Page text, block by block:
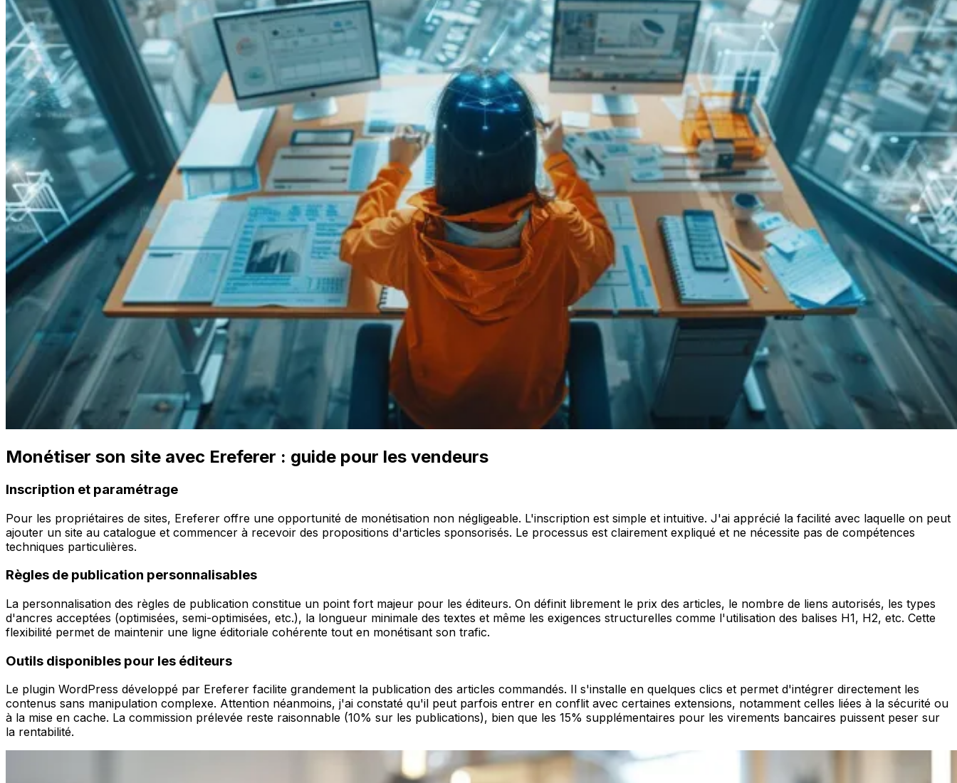
Monétiser son site avec Ereferer : guide pour les vendeurs
Inscription et paramétrage
Pour les propriétaires de sites, Ereferer offre une opportunité de monétisation non négligeable. L'inscription est simple et intuitive. J'ai apprécié la facilité avec laquelle on peut
ajouter un site au catalogue et commencer à recevoir des propositions d'articles sponsorisés. Le processus est clairement expliqué et ne nécessite pas de compétences
techniques particulières.
Règles de publication personnalisables
La personnalisation des règles de publication constitue un point fort majeur pour les éditeurs. On définit librement le prix des articles, le nombre de liens autorisés, les types
d'ancres acceptées (optimisées, semi-optimisées, etc.), la longueur minimale des textes et même les exigences structurelles comme l'utilisation des balises H1, H2, etc. Cette
flexibilité permet de maintenir une ligne éditoriale cohérente tout en monétisant son trafic.
Outils disponibles pour les éditeurs
Le plugin WordPress développé par Ereferer facilite grandement la publication des articles commandés. Il s'installe en quelques clics et permet d'intégrer directement les
contenus sans manipulation complexe. Attention néanmoins, j'ai constaté qu'il peut parfois entrer en conflit avec certaines extensions, notamment celles liées à la sécurité ou
à la mise en cache. La commission prélevée reste raisonnable (10% sur les publications), bien que les 15% supplémentaires pour les virements bancaires puissent peser sur
la rentabilité.